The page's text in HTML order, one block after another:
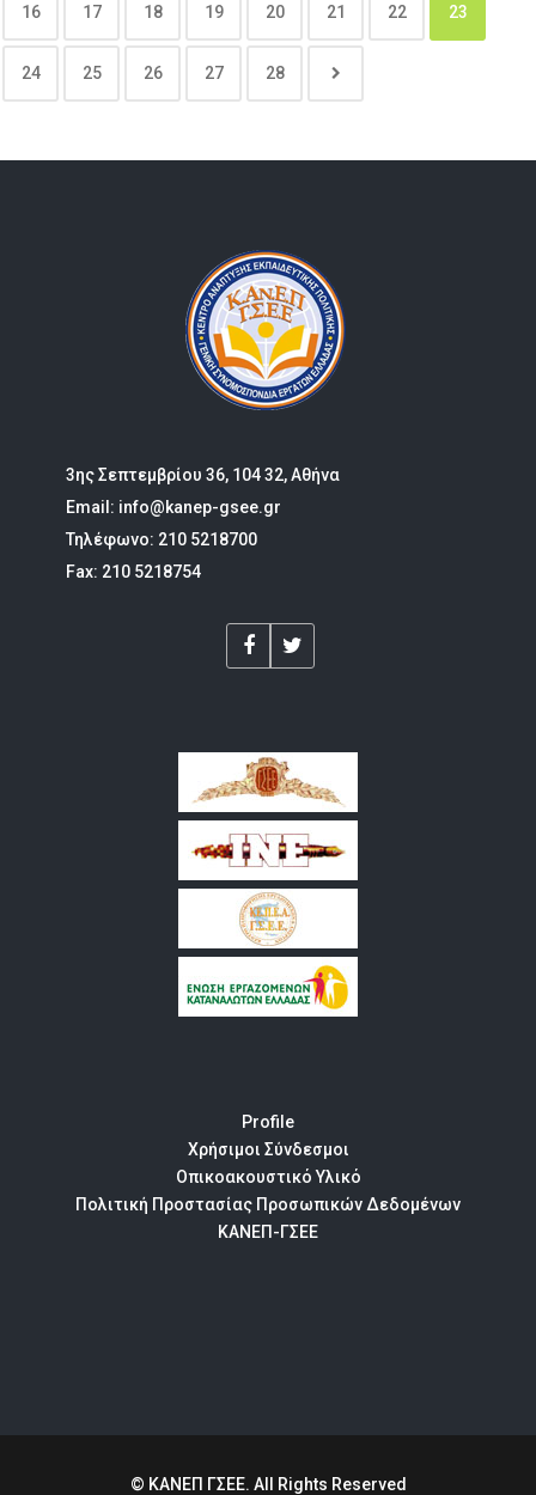
16 17 18 19 20 21 22 23
24 25 26 27 28
3ης Σεπτεμβρίου 36, 104 32, Αθήνα
Email: info@kanep-gsee.gr
Τηλέφωνο: 210 5218700
Fax: 210 5218754
Profile
Χρήσιμοι Σύνδεσμοι
Οπικοακουστικό Υλικό
Πολιτική Προστασίας Προσωπικών Δεδομένων
ΚΑΝΕΠ-ΓΣΕΕ
© ΚΑΝΕΠ ΓΣΕΕ. All Rights Reserved